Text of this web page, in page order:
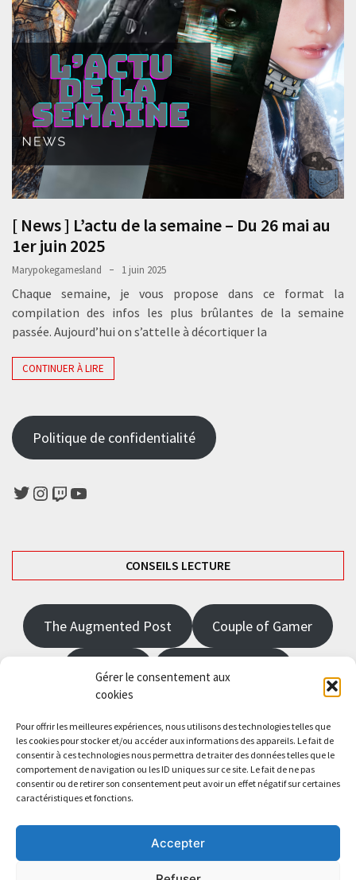
Gérer le consentement aux
cookies
Pour offrir les meilleures expériences, nous utilisons des technologies telles que
les cookies pour stocker et/ou accéder aux informations des appareils. Le fait de
consentir à ces technologies nous permettra de traiter des données telles que le
comportement de navigation ou les ID uniques sur ce site. Le fait de ne pas
consentir ou de retirer son consentement peut avoir un effet négatif sur certaines
caractéristiques et fonctions.
Accepter
[ News ] L’actu de la semaine – Du 26 mai au
1er juin 2025
Marypokegamesland 1 juin 2025
Chaque semaine, je vous propose dans ce format la
compilation des infos les plus brûlantes de la semaine
passée. Aujourd’hui on s’attelle à décortiquer la
CONTINUER À LIRE
Politique de confidentialité
Twitter
Instagram
TwitchYouTube
CONSEILS LECTURE
The Augmented Post Couple of Gamer
JRPGFR State of Gaming
Saisissez votre adresse e-mail…
Abonnez-vous